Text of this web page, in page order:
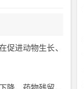
促进动物生长、